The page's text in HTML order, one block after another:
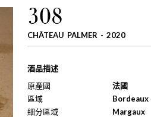
308
CHÂTEAU PALMER - 2020
酒品描述
原產國
法國
區域
Bordeaux
細分區域
Margaux